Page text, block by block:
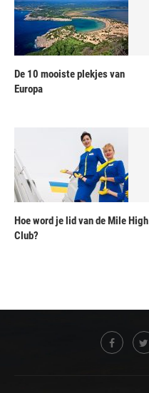
De 10 mooiste plekjes van
Europa
Hoe word je lid van de Mile High
Club?